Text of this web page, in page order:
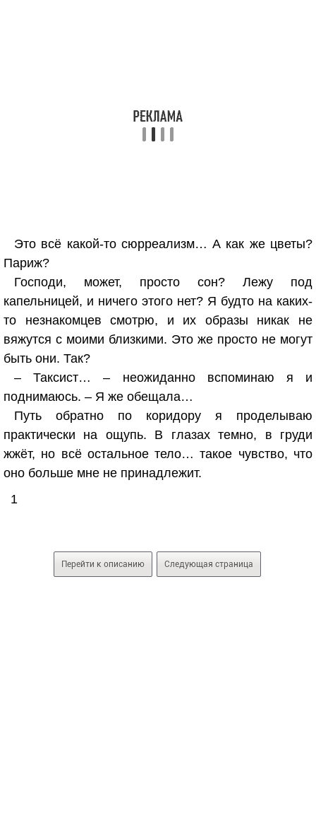
Это всё какой-то сюрреализм… А как же цветы?
Париж?
Господи, может, просто сон? Лежу под
капельницей, и ничего этого нет? Я будто на каких-
то незнакомцев смотрю, и их образы никак не
вяжутся с моими близкими. Это же просто не могут
быть они. Так?
– Таксист… – неожиданно вспоминаю я и
поднимаюсь. – Я же обещала…
Путь обратно по коридору я проделываю
практически на ощупь. В глазах темно, в груди
жжёт, но всё остальное тело… такое чувство, что
оно больше мне не принадлежит.
1
Перейти к описанию Следующая страница